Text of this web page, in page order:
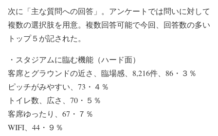
次に「主な質問への回答」。アンケートでは問いに対して
複数の選択肢を用意。複数回答可能で今回、回答数の多い
トップ５が記された。
・スタジアムに臨む機能（ハード面）
客席とグラウンドの近さ、臨場感、8,216件、86・３％
ピッチがみやすい、73・４％
トイレ数、広さ、70・５％
客席ゆったり、67・７％
WIFI、44・９％